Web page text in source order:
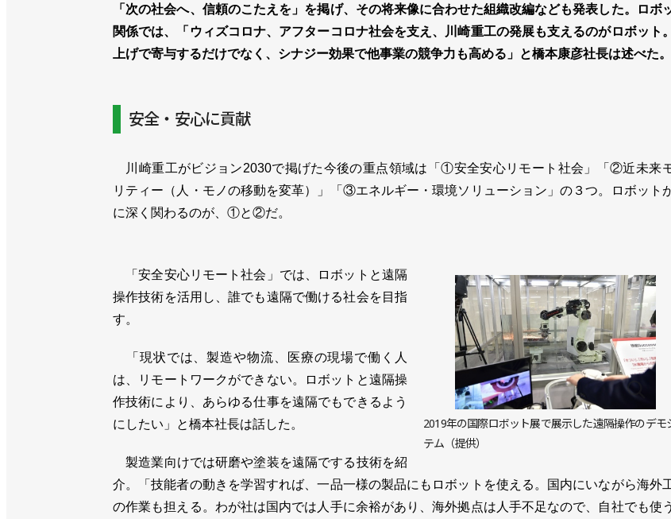
「次の社会へ、信頼のこたえを」を掲げ、その将来像に合わせた組織改編なども発表した。ロボ
関係では、「ウィズコロナ、アフターコロナ社会を支え、川崎重工の発展も支えるのがロボット
上げで寄与するだけでなく、シナジー効果で他事業の競争力も高める」と橋本康彦社長は述べた。
安全・安心に貢献
川崎重工がビジョン2030で掲げた今後の重点領域は「①安全安心リモート社会」「②近未来
リティー（人・モノの移動を変革）」「③エネルギー・環境ソリューション」の３つ。ロボット
に深く関わるのが、①と②だ。
2019年の国際ロボット展で展示した遠隔操作のデモ
テム（提供）
「安全安心リモート社会」では、ロボットと遠隔
操作技術を活用し、誰でも遠隔で働ける社会を目指
す。
「現状では、製造や物流、医療の現場で働く人
は、リモートワークができない。ロボットと遠隔操
作技術により、あらゆる仕事を遠隔でもできるよう
にしたい」と橋本社長は話した。
製造業向けでは研磨や塗装を遠隔でする技術を紹
介。「技能者の動きを学習すれば、一品一様の製品にもロボットを使える。国内にいながら海外
の作業も担える。わが社は国内では人手に余裕があり、海外拠点は人手不足なので、自社でも使う